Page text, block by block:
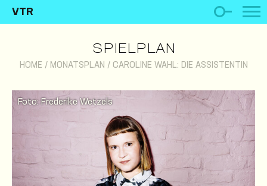
VTR
SPIELPLAN
HOME / MONATSPLAN / CAROLINE WAHL: DIE ASSISTENTIN
Foto: Frederike Wetzels